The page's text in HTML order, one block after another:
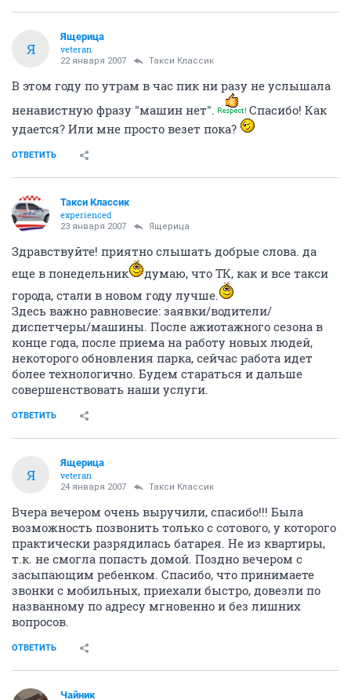
Я
Ящерица
veteran
22 января 2007 Такси Классик
В этом году по утрам в час пик ни разу не услышала
ненавистную фразу "машин нет".
Спасибо! Как
удается? Или мне просто везет пока?
ОТВЕТИТЬ
Такси Классик
experienced
23 января 2007 Ящерица
Здравствуйте! приятно слышать добрые слова. да
еще в понедельник
думаю, что ТК, как и все такси
города, стали в новом году лучше.
Здесь важно равновесие: заявки/водители/
диспетчеры/машины. После ажиотажного сезона в
конце года, после приема на работу новых людей,
некоторого обновления парка, сейчас работа идет
более технологично. Будем стараться и дальше
совершенствовать наши услуги.
ОТВЕТИТЬ
Я
Ящерица
veteran
24 января 2007 Такси Классик
Вчера вечером очень выручили, спасибо!!! Была
возможность позвонить только с сотового, у которого
практически разрядилась батарея. Не из квартиры,
т.к. не смогла попасть домой. Поздно вечером с
засыпающим ребенком. Спасибо, что принимаете
звонки с мобильных, приехали быстро, довезли по
названному по адресу мгновенно и без лишних
вопросов.
ОТВЕТИТЬ
Чайник